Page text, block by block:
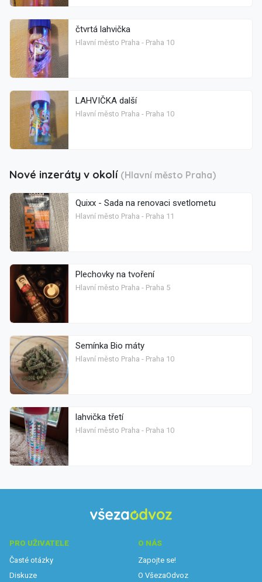
čtvrtá lahvička
Hlavní město Praha - Praha 10
LAHVIČKA další
Hlavní město Praha - Praha 10
Nové inzeráty v okolí (Hlavní město Praha)
Quixx - Sada na renovaci svetlometu
Hlavní město Praha - Praha 11
Plechovky na tvoření
Hlavní město Praha - Praha 5
Semínka Bio máty
Hlavní město Praha - Praha 10
lahvička třetí
Hlavní město Praha - Praha 10
PRO UŽIVATELE
Časté otázky
Diskuze
O NÁS
Zapojte se!
O VšezaOdvoz